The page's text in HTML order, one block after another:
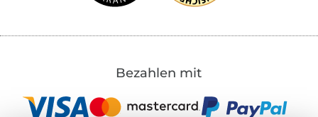
Bezahlen mit